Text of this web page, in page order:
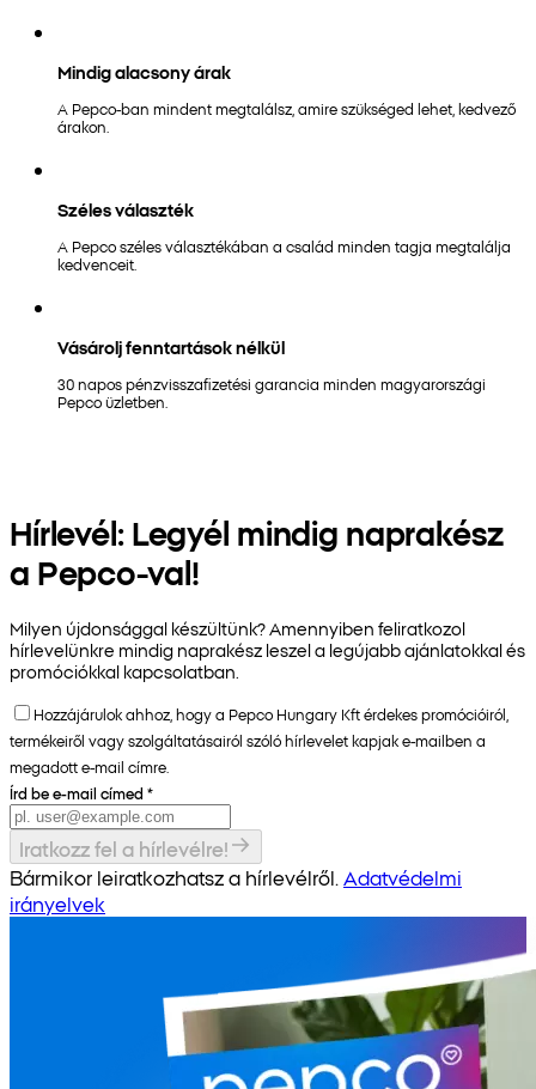
Mindig alacsony árak
A Pepco-ban mindent megtalálsz, amire szükséged lehet, kedvező
árakon.
Széles választék
A Pepco széles választékában a család minden tagja megtalálja
kedvenceit.
Vásárolj fenntartások nélkül
30 napos pénzvisszafizetési garancia minden magyarországi
Pepco üzletben.
Hírlevél: Legyél mindig naprakész
a Pepco-val!
Milyen újdonsággal készültünk? Amennyiben feliratkozol
hírlevelünkre mindig naprakész leszel a legújabb ajánlatokkal és
promóciókkal kapcsolatban.
Hozzájárulok ahhoz, hogy a Pepco Hungary Kft érdekes promócióiról,
termékeiről vagy szolgáltatásairól szóló hírlevelet kapjak e-mailben a
megadott e-mail címre.
Írd be e-mail címed *
Iratkozz fel a hírlevélre!
Bármikor leiratkozhatsz a hírlevélről. Adatvédelmi
irányelvek